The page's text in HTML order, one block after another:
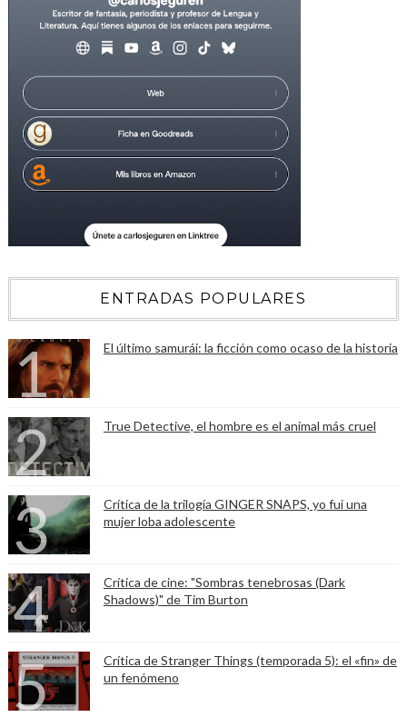
ENTRADAS POPULARES
El último samurái: la ficción como ocaso de la historia
True Detective, el hombre es el animal más cruel
Crítica de la trilogía GINGER SNAPS, yo fui una
mujer loba adolescente
Crítica de cine: "Sombras tenebrosas (Dark
Shadows)" de Tim Burton
Crítica de Stranger Things (temporada 5): el «fin» de
un fenómeno